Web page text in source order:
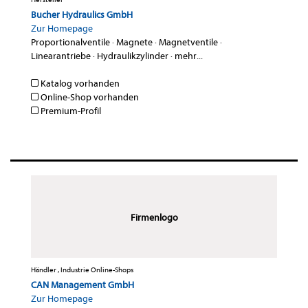
Bucher Hydraulics GmbH
Zur Homepage
Proportionalventile·Magnete·Magnetventile·
Linearantriebe· Hydraulikzylinder· mehr...
Katalog vorhanden
Online-Shop vorhanden
Premium-Profil
Firmenlogo
Händler , Industrie Online-Shops
CAN Management GmbH
Zur Homepage